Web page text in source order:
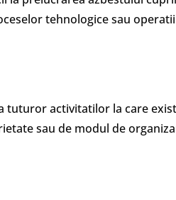
tehnologice sau
tuturor activitatilor la care
sau de modul de